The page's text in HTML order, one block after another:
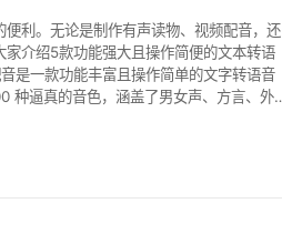
利。无论是制作有声读物、视频配音，还
介绍5款功能强大且操作简便的文本转语
种逼真的音色，涵盖了男女声、方言、外